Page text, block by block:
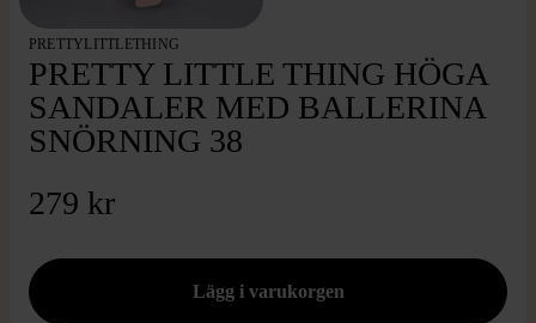
PRETTYLITTLETHING
PRETTY LITTLE THING HÖGA
SANDALER MED BALLERINA
SNÖRNING 38
279 kr